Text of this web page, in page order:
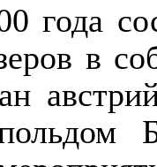
года
в